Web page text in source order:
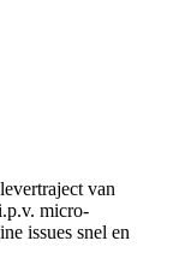
van
micro-
issues snel en